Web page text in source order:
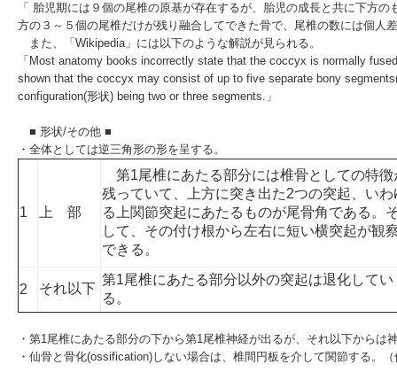
「 胎児期には９個の尾椎の原基が存在するが、胎児の成長と共に下方
方の３～５個の尾椎だけが残り融合してできた骨で、尾椎の数には個人
また、「 Wikipedia」には以下のような解説が見られる。
「Most anatomy books incorrectly state that the coccyx is normally
shown that the coccyx may consist of up to five separate bony
configuration(形状) being two or three segments.」
■ 形状/その他 ■
・全体としては逆三角形の形を呈する。
1 上 部
第1尾椎にあたる部分には椎骨としての特徴
残っていて、上方に突き出た2つの突起、いわ
る上関節突起にあたるものが尾骨角である。
して、その付け根から左右に短い横突起が観
できる。
2 それ以下
第1尾椎にあたる部分以外の突起は退化してい
る。
・第1尾椎にあたる部分の下から第1尾椎神経が出るが、それ以下からは
・仙骨と骨化(ossification)しない場合は、 椎間円板を介して関節する。（